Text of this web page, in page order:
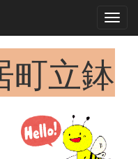
町立鉢